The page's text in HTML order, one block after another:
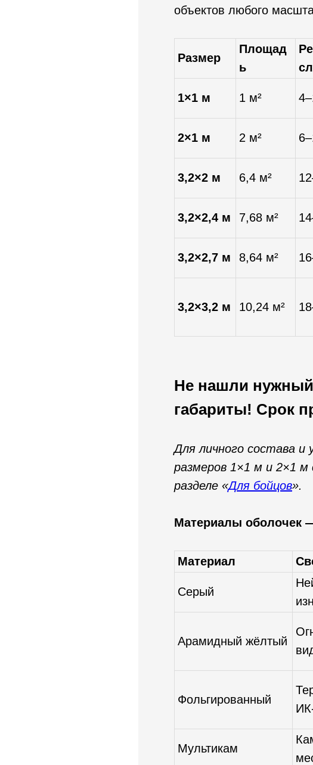
объектов любого
Размер
Площад
ь
1×1 м 1 м²
2×1 м 2 м²
3,2×2 м 6,4 м²
3,2×2,4 м 7,68 м²
3,2×2,7 м 8,64 м²
3,2×3,2 м 10,24 м²
Не нашли
габариты! Срок
Для личного состава и
размеров 1×1 м и 2×1
разделе «Для бойцов».
Материалы оболочек
Материал
Серый
Арамидный жёлтый
Фольгированный
Мультикам